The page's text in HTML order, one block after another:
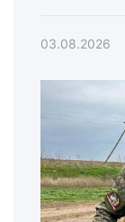
03.08.2026